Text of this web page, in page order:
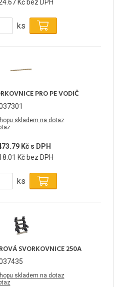
Kč bez DPH
ks
PRO PE VODIČ
skladem na dotaz
Kč s DPH
Kč bez DPH
ks
SVORKOVNICE 250A
skladem na dotaz